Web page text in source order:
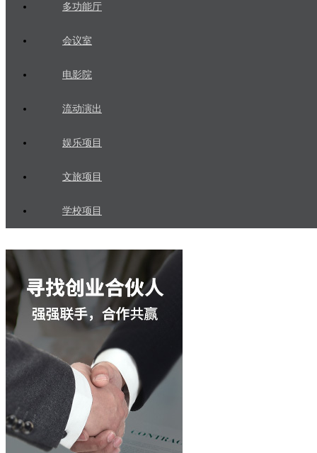
多功能厅
会议室
电影院
流动演出
娱乐项目
文旅项目
学校项目